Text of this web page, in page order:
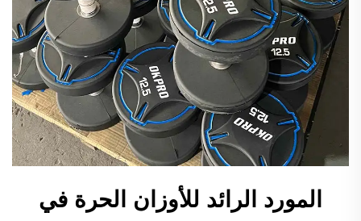
المورد الرائد للأوزان الحرة في